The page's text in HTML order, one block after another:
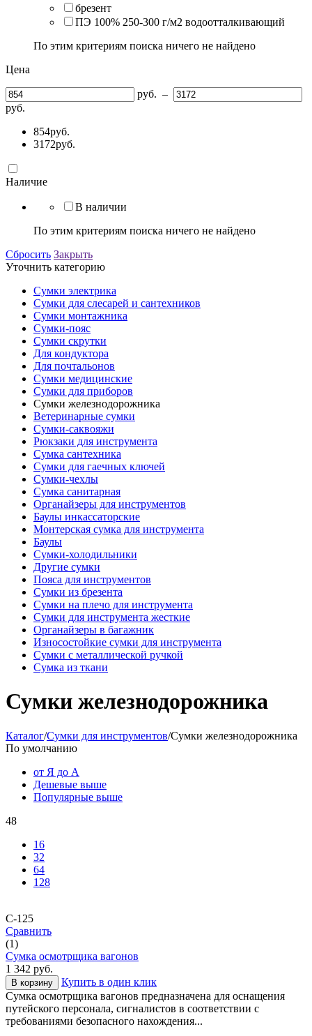
брезент
ПЭ 100% 250-300 г/м2 водоотталкивающий
По этим критериям поиска ничего не найдено
Цена
руб. –
руб.
854руб.
3172руб.
Наличие
В наличии
По этим критериям поиска ничего не найдено
Сбросить Закрыть
Уточнить категорию
Сумки электрика
Сумки для слесарей и сантехников
Сумки монтажника
Сумки-пояс
Сумки скрутки
Для кондуктора
Для почтальонов
Сумки медицинские
Сумки для приборов
Сумки железнодорожника
Ветеринарные сумки
Сумки-саквояжи
Рюкзаки для инструмента
Сумка сантехника
Сумки для гаечных ключей
Сумки-чехлы
Cумка санитарная
Органайзеры для инструментов
Баулы инкассаторские
Монтерская сумка для инструмента
Баулы
Сумки-холодильники
Другие сумки
Пояса для инструментов
Сумки из брезента
Сумки на плечо для инструмента
Сумки для инструмента жесткие
Органайзеры в багажник
Износостойкие сумки для инструмента
Сумки с металлической ручкой
Сумка из ткани
Сумки железнодорожника
Каталог/Сумки для инструментов/Сумки железнодорожника
По умолчанию
от Я до А
Дешевые выше
Популярные выше
48
16
32
64
128
С-125
Сравнить
(1)
Сумка осмотрщика вагонов
1 342 руб.
В корзину
Купить в один клик
Сумка осмотрщика вагонов предназначена для оснащения
путейского персонала, сигналистов в соответствии с
требованиями безопасного нахождения...